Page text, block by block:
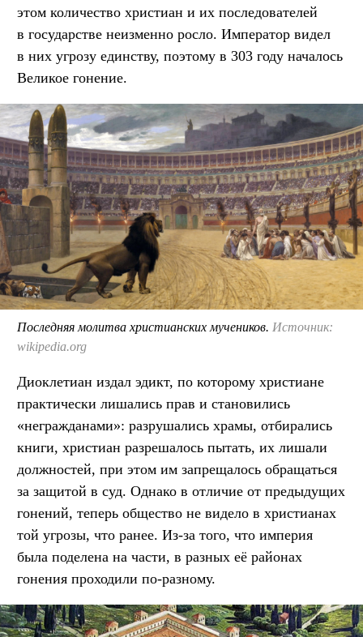
этом количество христиан и их последователей
в государстве неизменно росло. Император видел
в них угрозу единству, поэтому в 303 году началось
Великое гонение.
Последняя молитва христианских мучеников. Источник:
wikipedia.org
Диоклетиан издал эдикт, по которому христиане
практически лишались прав и становились
«негражданами»: разрушались храмы, отбирались
книги, христиан разрешалось пытать, их лишали
должностей, при этом им запрещалось обращаться
за защитой в суд. Однако в отличие от предыдущих
гонений, теперь общество не видело в христианах
той угрозы, что ранее. Из-за того, что империя
была поделена на части, в разных её районах
гонения проходили по-разному.